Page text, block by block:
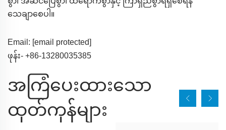
သေချာစေပါ။
Email: [email protected]
ဖုန်း- +86-13280035385
အကြံပေးထားသော
ထုတ်ကုန်များ